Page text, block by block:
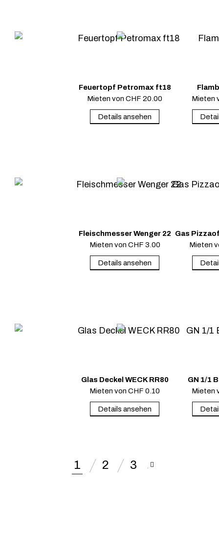
Feuertopf Petromax ft18
Mieten von CHF 20.00
Details ansehen
Mieten
Fleischmesser Wenger 22
Mieten von CHF 3.00
Details ansehen
Gas
Mieten
Glas Deckel WECK RR80
Mieten von CHF 0.10
Details ansehen
GN 1/1
Mieten
1 2 3